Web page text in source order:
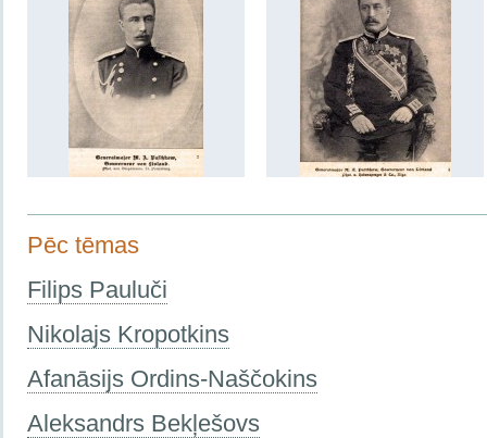
Pēc tēmas
Filips Pauluči
Nikolajs Kropotkins
Afanāsijs Ordins-Naščokins
Aleksandrs Bekļešovs